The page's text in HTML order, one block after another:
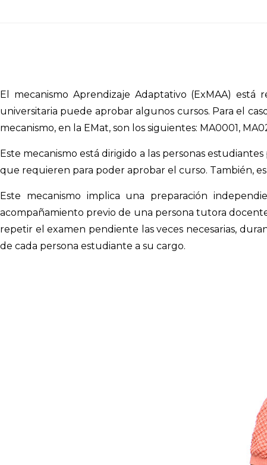
El mecanismo Aprendizaje Adaptativo (ExMAA)
universitaria puede aprobar algunos cursos. Para el
mecanismo, en la EMat, son los siguientes: MA0001,
Este mecanismo está dirigido a las personas
que requieren para poder aprobar el curso. También,
Este mecanismo implica una preparación
acompañamiento previo de una persona tutora
repetir el examen pendiente las veces necesarias,
de cada persona estudiante a su cargo.